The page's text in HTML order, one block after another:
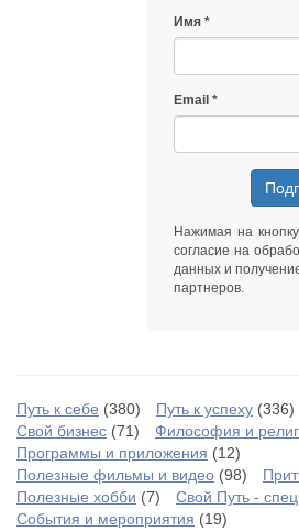
Имя
Email
Нажимая на
согласие на
данных и
партнеров.
Путь к себе (380) Путь к успеху (336)
Свой бизнес (71) Философия и
Программы и приложения (12)
Полезные фильмы и видео (98)
Полезные хобби (7) Свой Путь -
События и мероприятия (19)